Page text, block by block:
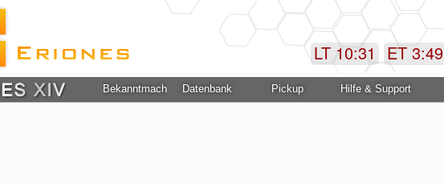
ET 3:49
LT 10:31
Bekanntmachung Datenbank Pickup Hilfe & Support